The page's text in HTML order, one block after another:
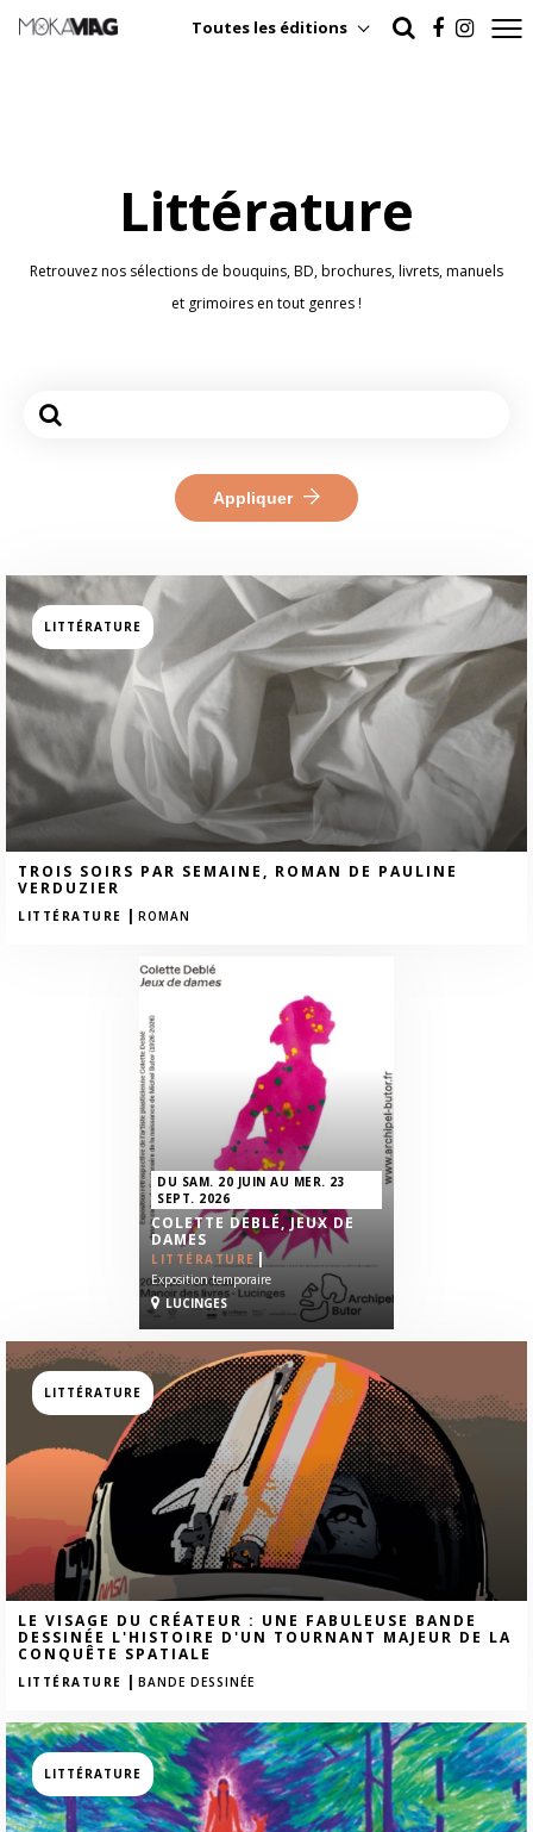
Toutes les éditions
Littérature
Retrouvez nos sélections de bouquins, BD, brochures, livrets, manuels
et grimoires en tout genres !
Appliquer
TROIS SOIRS PAR SEMAINE, ROMAN DE PAULINE
VERDUZIER
LITTÉRATURE | ROMAN
LITTÉRATURE
DU SAM. 20 JUIN AU MER. 23
SEPT. 2026
COLETTE DEBLÉ, JEUX DE
DAMES
LITTÉRATURE |
Exposition temporaire
LUCINGES
LE VISAGE DU CRÉATEUR : UNE FABULEUSE BANDE
DESSINÉE L'HISTOIRE D'UN TOURNANT MAJEUR DE LA
CONQUÊTE SPATIALE
LITTÉRATURE | BANDE DESSINÉE
LITTÉRATURE
LITTÉRATURE